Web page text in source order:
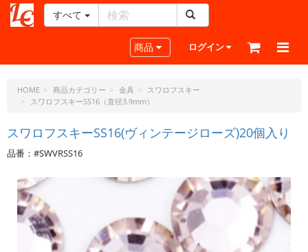
ー
ラ
フ
ド
ッ
ト・
ジ
ェ
ー
ピ
すべて
Toggle navigation
商品 ログイン
HOME 商品カテゴリー 金具
スワロフスキー
スワロフスキーSS16（直径3.9mm）
スワロフスキーSS16(ヴィンテージローズ)20個入り
品番：#SWVRSS16